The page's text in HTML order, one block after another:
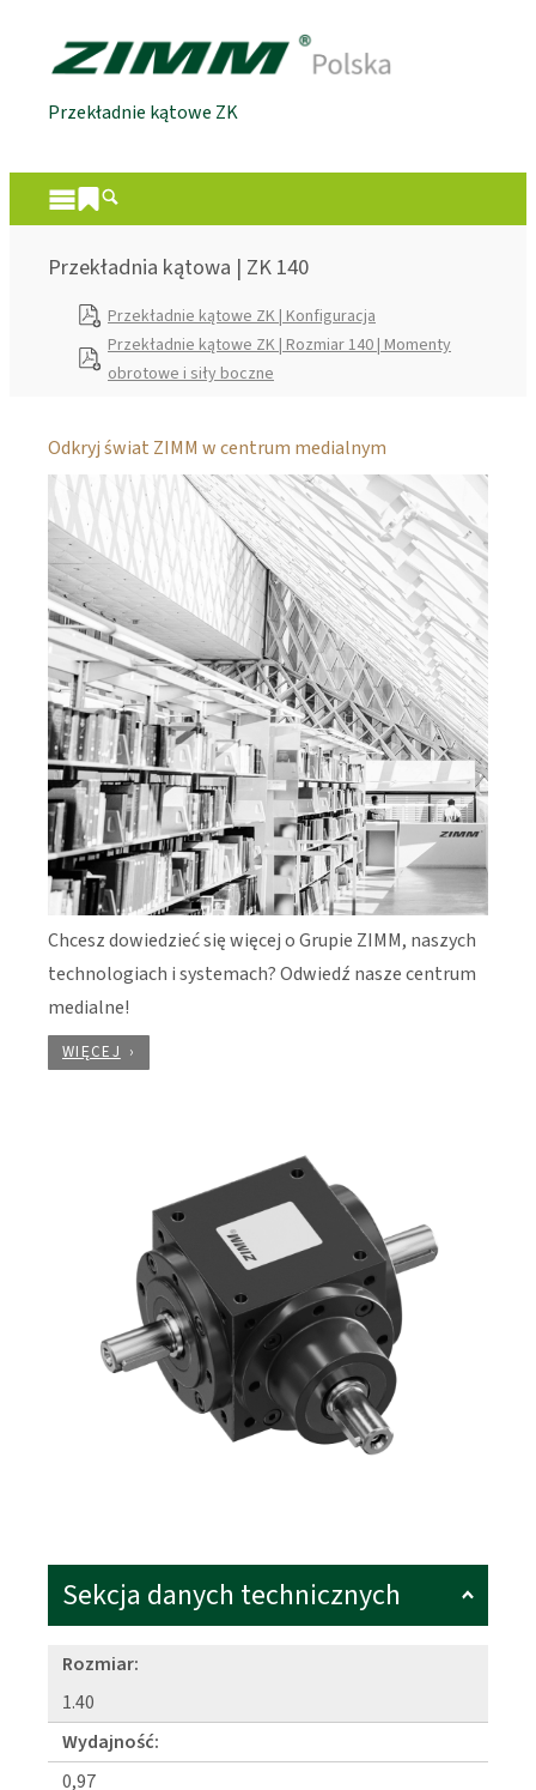
Przekładnie kątowe ZK
Przekładnia kątowa | ZK 140
Przekładnie kątowe ZK | Konfiguracja
Przekładnie kątowe ZK | Rozmiar 140 | Momenty
obrotowe i siły boczne
Odkryj świat ZIMM w centrum medialnym
Chcesz dowiedzieć się więcej o Grupie ZIMM, naszych
technologiach i systemach? Odwiedź nasze centrum
medialne!
WIĘCEJ
Sekcja danych technicznych
Rozmiar:
1.40
Wydajność:
0,97